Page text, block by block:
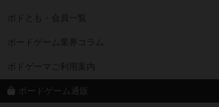
ボドとも・会員一覧
ボードゲーム業界コラム
ボドゲーマご利用案内
ボードゲーム通販